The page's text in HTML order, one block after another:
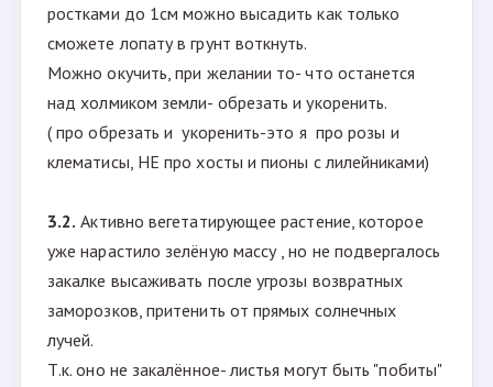
ростками до 1см можно высадить как только
сможете лопату в грунт воткнуть.
Можно окучить, при желании то- что останется
над холмиком земли- обрезать и укоренить.
( про обрезать и укоренить-это я про розы и
клематисы, НЕ про хосты и пионы с лилейниками)
3.2. Активно вегетатирующее растение, которое
уже нарастило зелёную массу , но не подвергалось
закалке высаживать после угрозы возвратных
заморозков, притенить от прямых солнечных
лучей.
Т.к. оно не закалённое- листья могут быть "побиты"